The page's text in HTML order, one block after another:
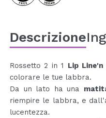
PROSSIMAMENTE
Descrizione
Rossetto 2 in 1 Lip Line'n
colorare le tue labbra.
Da un lato ha una
riempire le labbra, e
lucentezza.